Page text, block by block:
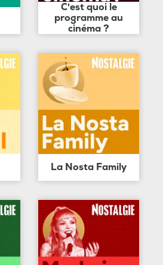
C'est quoi le
programme au
cinéma ?
La Nosta Family